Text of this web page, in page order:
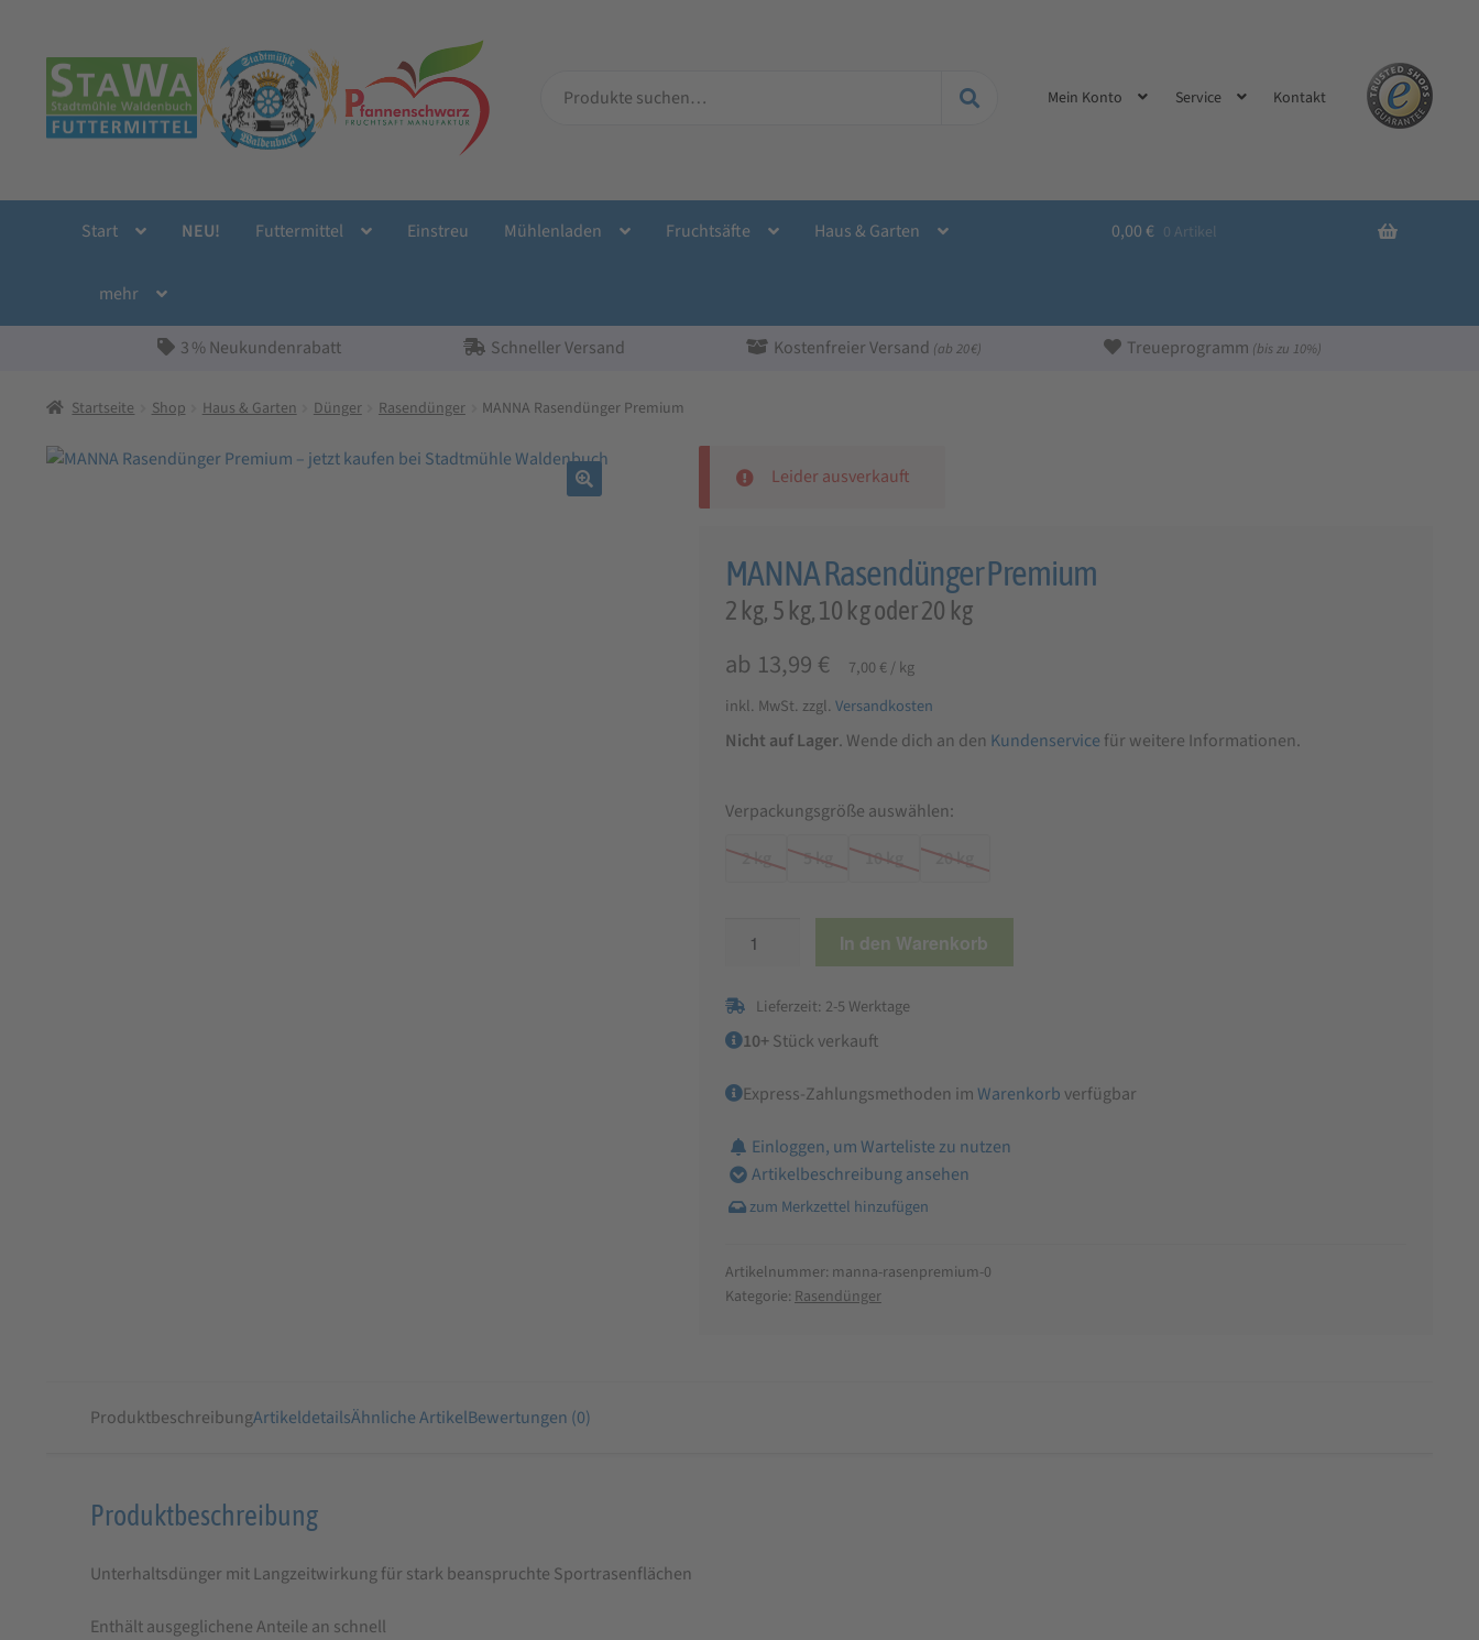
Navigation
springen
Inhalt
springen
nach:
Mein Konto Service Kontakt
Start NEU! Futtermittel Einstreu Mühlenladen Fruchtsäfte Haus & Garten
mehr
0,00 € 0 Artikel
3 % Neukundenrabatt Schneller Versand Kostenfreier Versand (ab 20 €) Treueprogramm (bis zu 10%)
Startseite Shop Haus & Garten Dünger Rasendünger MANNA Rasendünger Premium
Leider ausverkauft
MANNA Rasendünger Premium
2 kg, 5 kg, 10 kg oder 20 kg
ab 13,99 € 7,00 € /kg
inkl. MwSt. zzgl. Versandkosten
Nicht auf Lager. Wende dich an den Kundenservice für weitere Informationen.
Verpackungsgröße auswählen:
2 kg
5 kg 10 kg 20 kg
Rasendünger
Menge
In den Warenkorb
Lieferzeit: 2-5 Werktage
10+Stück verkauft
Express-Zahlungsmethoden imWarenkorb verfügbar
Einloggen, um Warteliste zu nutzen
Artikelbeschreibung ansehen
Artikelnummer: manna-rasenpremium-0
Kategorie: Rasendünger
ProduktbeschreibungArtikeldetailsÄhnliche ArtikelBewertungen (0)
Produktbeschreibung
MANNA
Rasendünger
Produktbeschreibung
Unterhaltsdünger mit Langzeitwirkung für stark beanspruchte Sportrasenflächen
Enthält ausgeglichene Anteile an schnell